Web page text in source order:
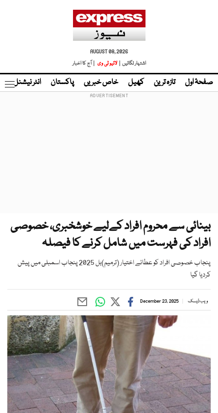
AUGUST 08, 2026
اشتہار لگائیں |
لائیو ٹی وی | آج کا اخبار
صفحۂ اول تازہ ترین کھیل خاص خبریں پاکستان انٹر نیشنل
بینائی سے محروم افراد کےلیے خوشخبری، خصوصی
افراد کی فہرست میں شامل کرنے کا فیصلہ
پنجاب خصوصی افراد کو عطائے اختیار (ترمیم)بل 2025 پنجاب اسمبلی میں پیش
کردیا گیا
ویب ڈیسک December 23, 2025